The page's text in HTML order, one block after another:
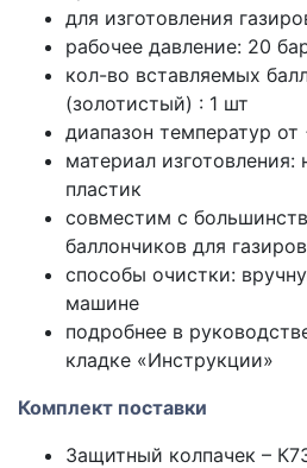
для изготовления
рабочее давление: 20
кол-во вставляемых
(золотистый) : 1 шт
диапазон температур от
материал
пластик
совместим с
баллончиков для
способы очистки:
машине
подробнее в
кладке «Инструкции»
Комплект поставки
Защитный колпачек –